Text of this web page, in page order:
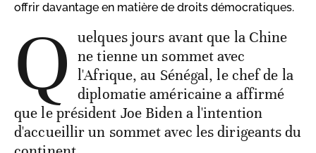
offrir davantage en matière de droits démocratiques.
Q uelques jours avant que la Chine
ne tienne un sommet avec
l'Afrique, au Sénégal, le chef de la
diplomatie américaine a affirmé
que le président Joe Biden a l'intention
d'accueillir un sommet avec les dirigeants du